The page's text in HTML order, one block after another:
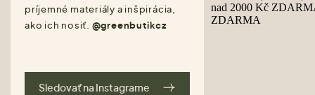
príjemné materiály a inšpirácia,
ako ich nosiť. @greenbutikcz
Sledovať na Instagrame